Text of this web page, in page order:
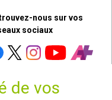
nous sur vos
sociaux
de vos